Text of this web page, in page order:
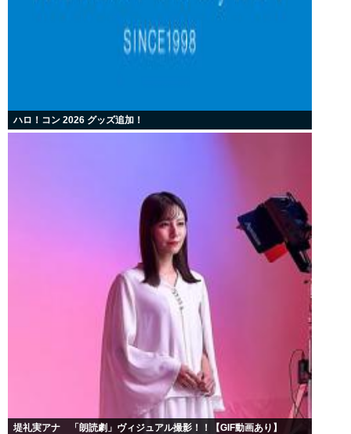
ハロ！コン 2026 グッズ追加！
堤礼実アナ 「朗読劇」ヴィジュアル撮影！！【GIF動画あり】